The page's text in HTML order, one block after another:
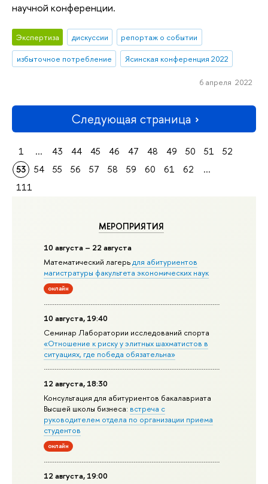
МЕРОПРИЯТИЯ
10 августа – 22 августа
Математический лагерьдля абитуриентов
магистратуры факультета экономических наук
онлайн
10 августа, 19:40
Семинар Лаборатории исследований спорта
«Отношение к риску у элитных шахматистов в
ситуациях, где победа обязательна»
12 августа, 18:30
Консультация для абитуриентов бакалавриата
Высшей школы бизнеса: встреча с
руководителем отдела по организации приема
студентов
онлайн
12 августа, 19:00
научной конференции.
Экспертиза дискуссии
репортаж о событии
избыточное потребление
Ясинская конференция 2022
6 апреля 2022
Следующая страница
1 ... 43 44 45 46 47 48 49 50 51
52
53
54 55 56 57 58 59 60 61 62
...
111